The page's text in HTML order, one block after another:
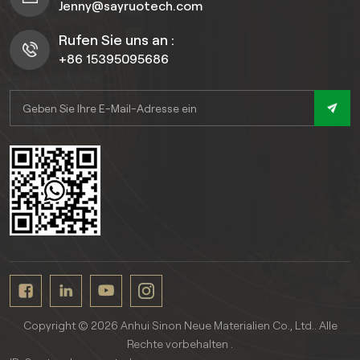
bei der Qualität
Jenny@sayruotech.com
Rufen Sie uns an :
+86 15395095686
Copyright © 2026 Anhui Sinon Neue Materialien Co., Ltd.. Alle
Rechte vorbehalten .